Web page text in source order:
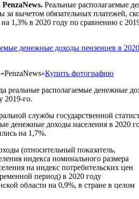
Реальные располагаемые
за вычетом обязательных платежей,
1,3% в 2020 году по сравнению с
Купить фотографию
реальные располагаемые денежные
2019-го.
службы государственной
денежные доходы населения в 2020
на 1,7%.
(относительный показатель,
индекса номинального размера
на индекс потребительских цен
период) в 2020 году
области на 0,9%, в стране в целом